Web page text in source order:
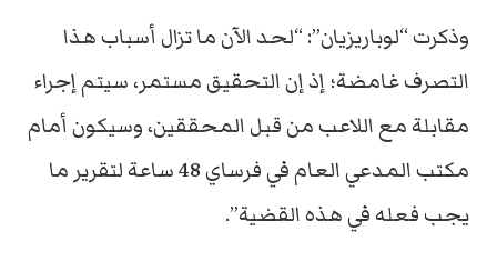
وذكرت “لوباريزيان”: “لحد الآن ما تزال أسباب هذا
التصرف غامضة؛ إذ إن التحقيق مستمر، سيتم إجراء
مقابلة مع اللاعب من قبل المحققين، وسيكون أمام
مكتب المدعي العام في فرساي 48 ساعة لتقرير ما
يجب فعله في هذه القضية”.